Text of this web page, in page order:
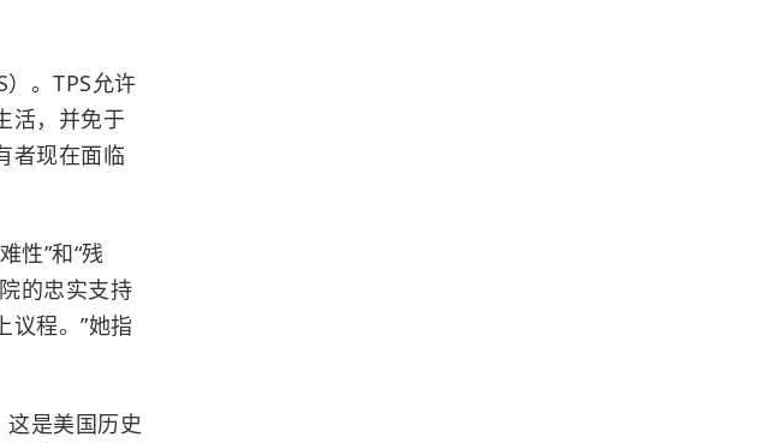
。TPS允许
活，并免于
者现在面临
性”和“残
的忠实支持
议程。”她指
是美国历史